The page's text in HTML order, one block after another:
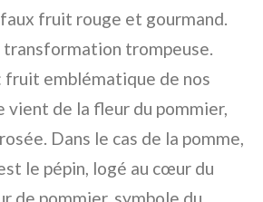
fruit rouge et gourmand.
transformation trompeuse.
fruit emblématique de nos
vient de la fleur du pommier,
Dans le cas de la pomme,
le pépin, logé au cœur du
de pommier, symbole du